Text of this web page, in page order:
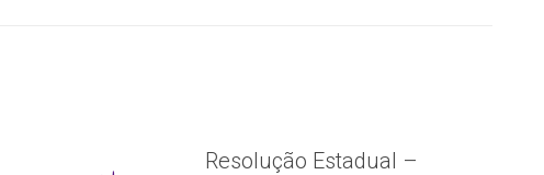
Resolução Estadual –